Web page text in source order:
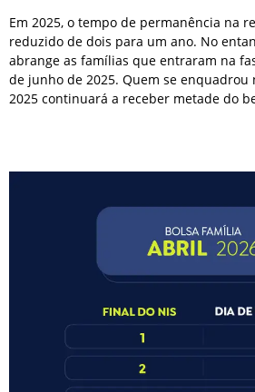
Em 2025, o tempo de permanência na
reduzido de dois para um ano. No
abrange as famílias que entraram na
de junho de 2025. Quem se enquadrou
2025 continuará a receber metade do